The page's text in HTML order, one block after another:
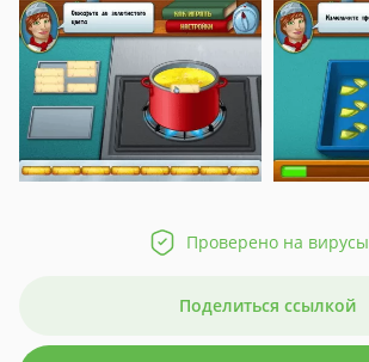
Проверено на вирусы
Поделиться ссылкой